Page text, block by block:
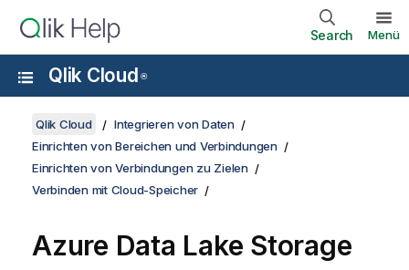
Search Menü
Qlik Cloud ®
Qlik Cloud
Integrieren von Daten
Einrichten von Bereichen und Verbindungen
Einrichten von Verbindungen zu Zielen
Verbinden mit Cloud-Speicher
Azure Data Lake Storage